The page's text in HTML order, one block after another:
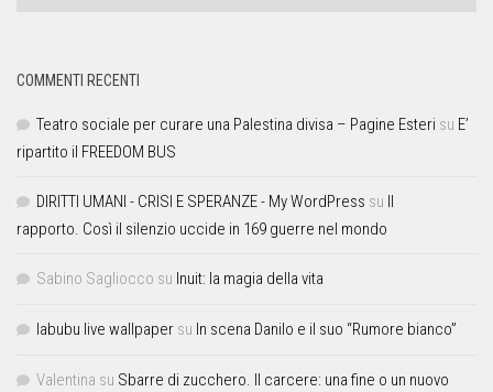
COMMENTI RECENTI
Teatro sociale per curare una Palestina divisa – Pagine Esteri su E’
ripartito il FREEDOM BUS
DIRITTI UMANI - CRISI E SPERANZE - My WordPress su Il
rapporto. Così il silenzio uccide in 169 guerre nel mondo
Sabino Sagliocco su Inuit: la magia della vita
labubu live wallpaper su In scena Danilo e il suo “Rumore bianco”
Valentina su Sbarre di zucchero. Il carcere: una fine o un nuovo